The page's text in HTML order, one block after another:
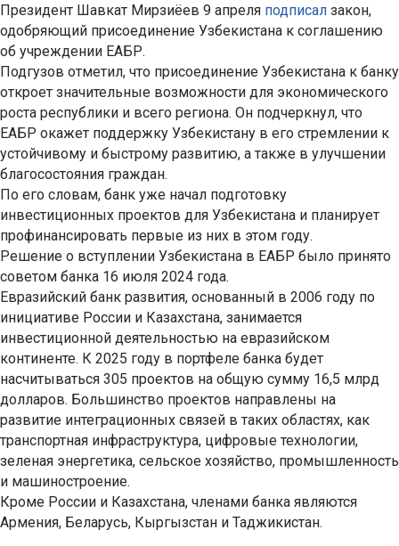
Президент Шавкат Мирзиёев 9 апреля подписал закон,
одобряющий присоединение Узбекистана к соглашению
об учреждении ЕАБР.
Подгузов отметил, что присоединение Узбекистана к банку
откроет значительные возможности для экономического
роста республики и всего региона. Он подчеркнул, что
ЕАБР окажет поддержку Узбекистану в его стремлении к
устойчивому и быстрому развитию, а также в улучшении
благосостояния граждан.
По его словам, банк уже начал подготовку
инвестиционных проектов для Узбекистана и планирует
профинансировать первые из них в этом году.
Решение о вступлении Узбекистана в ЕАБР было принято
советом банка 16 июля 2024 года.
Евразийский банк развития, основанный в 2006 году по
инициативе России и Казахстана, занимается
инвестиционной деятельностью на евразийском
континенте. К 2025 году в портфеле банка будет
насчитываться 305 проектов на общую сумму 16,5 млрд
долларов. Большинство проектов направлены на
развитие интеграционных связей в таких областях, как
транспортная инфраструктура, цифровые технологии,
зеленая энергетика, сельское хозяйство, промышленность
и машиностроение.
Кроме России и Казахстана, членами банка являются
Армения, Беларусь, Кыргызстан и Таджикистан.